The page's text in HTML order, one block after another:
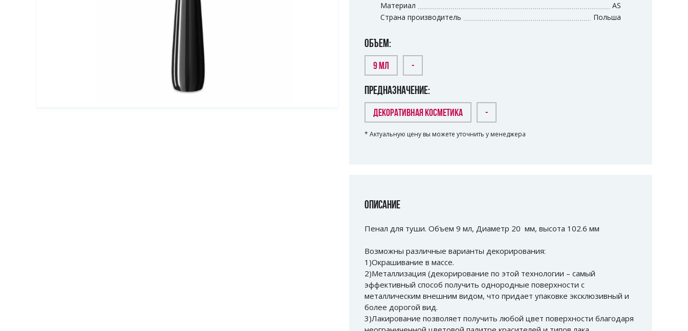
Материал
AS
Страна производитель
Польша
ОБЪЕМ:
9 МЛ -
ПРЕДНАЗНАЧЕНИЕ:
ДЕКОРАТИВНАЯ КОСМЕТИКА -
* Актуальную цену вы можете уточнить у менеджера
ОПИСАНИЕ
Пенал для туши. Объем 9 мл, Диаметр 20 мм, высота 102.6 мм
Возможны различные варианты декорирования:
1)Окрашивание в массе.
2)Металлизация (декорирование по этой технологии – самый
эффективный способ получить однородные поверхности с
металлическим внешним видом, что придает упаковке эксклюзивный и
более дорогой вид.
3)Лакирование позволяет получить любой цвет поверхности благодаря